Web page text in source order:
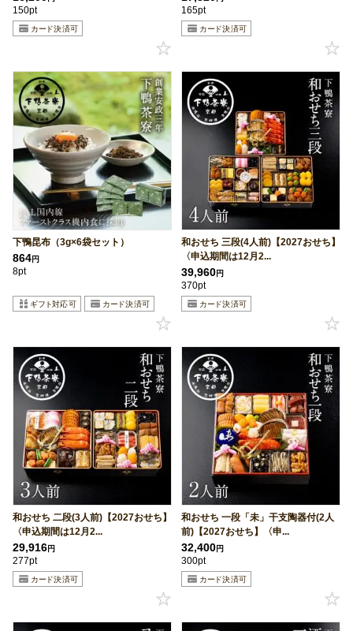
150pt 165pt
下鴨昆布（3g×6袋セット）
864円
8pt
和おせち 三段(4人前)【2027おせち】
〈申込期間は12月2...
39,960円
370pt
和おせち 二段(3人前)【2027おせち】
〈申込期間は12月2...
29,916円
277pt
和おせち 一段「未」干支陶器付(2人
前)【2027おせち】〈申...
32,400円
300pt